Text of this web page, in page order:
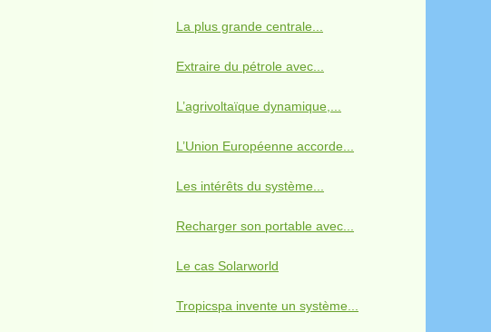
La plus grande centrale...
Extraire du pétrole avec...
L’agrivoltaïque dynamique,...
L’Union Européenne accorde...
Les intérêts du système...
Recharger son portable avec...
Le cas Solarworld
Tropicspa invente un système...